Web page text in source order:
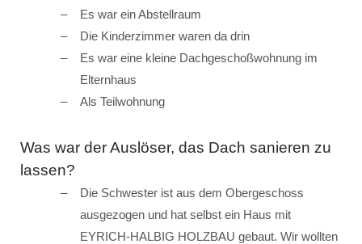
Es war ein Abstellraum
Die Kinderzimmer waren da drin
Es war eine kleine Dachgeschoßwohnung im
Elternhaus
Als Teilwohnung
Was war der Auslöser, das Dach sanieren zu
lassen?
Die Schwester ist aus dem Obergeschoss
ausgezogen und hat selbst ein Haus mit
EYRICH-HALBIG HOLZBAU gebaut. Wir wollten